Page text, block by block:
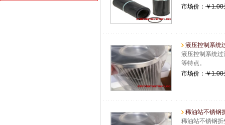
市场价： ￥1.00
液压控制系统
液压控制系统
等特点。
市场价： ￥1.00
稀油站不锈钢
稀油站不锈钢